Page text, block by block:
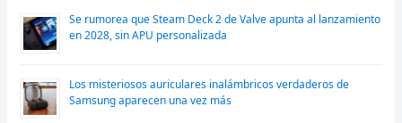
Se rumorea que Steam Deck 2 de Valve apunta al lanzamiento
en 2028, sin APU personalizada
Los misteriosos auriculares inalámbricos verdaderos de
Samsung aparecen una vez más